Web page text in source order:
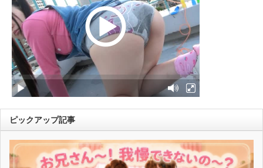
ピックアップ記事